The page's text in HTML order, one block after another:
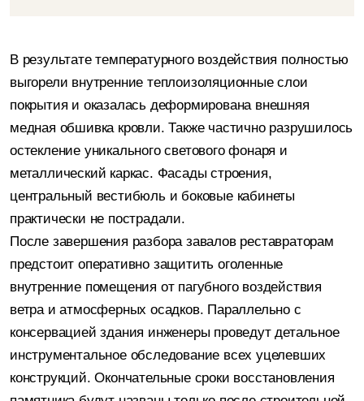
В результате температурного воздействия полностью
выгорели внутренние теплоизоляционные слои
покрытия и оказалась деформирована внешняя
медная обшивка кровли. Также частично разрушилось
остекление уникального светового фонаря и
металлический каркас. Фасады строения,
центральный вестибюль и боковые кабинеты
практически не пострадали.
После завершения разбора завалов реставраторам
предстоит оперативно защитить оголенные
внутренние помещения от пагубного воздействия
ветра и атмосферных осадков. Параллельно с
консервацией здания инженеры проведут детальное
инструментальное обследование всех уцелевших
конструкций. Окончательные сроки восстановления